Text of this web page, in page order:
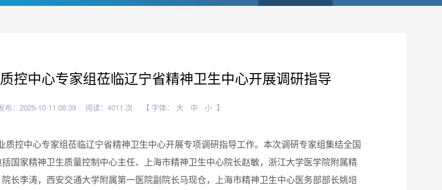
控中心专家组莅临辽宁省精神卫生中心开展调研指导
布：2025-10-11 08:39 阅读：4011 次 【 字体： 大 中 小 】
质控中心专家组莅临辽宁省精神卫生中心开展专项调研指导工作。本次调研专家组集结全国
国家精神卫生质量控制中心主任、上海市精神卫生中心院长赵敏，浙江大学医学院附属精
长李涛，西安交通大学附属第一医院副院长马现仓，上海市精神卫生中心医务部部长姚培